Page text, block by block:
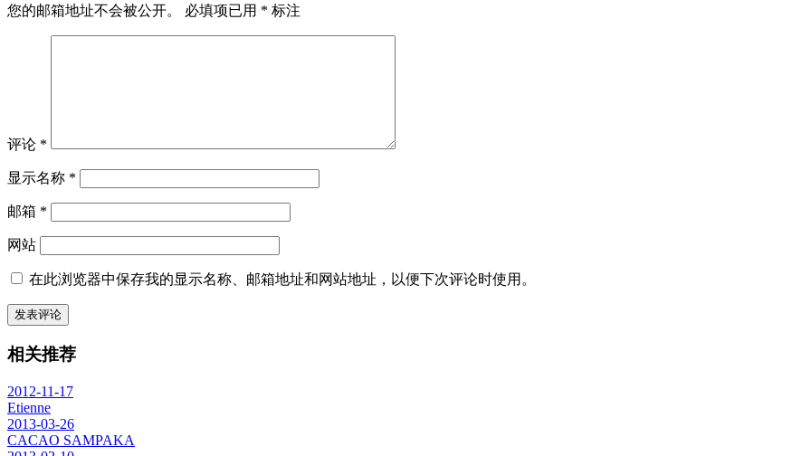
您的邮箱地址不会被公开。 必填项已用 * 标注
评论 *
显示名称 *
邮箱 *
网站
在此浏览器中保存我的显示名称、邮箱地址和网站地址，以便下次评论时使用。
相关推荐
2012-11-17
Etienne
2013-03-26
CACAO SAMPAKA